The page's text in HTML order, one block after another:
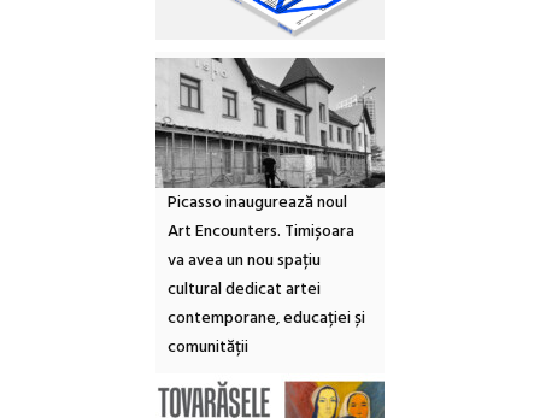
Picasso inaugurează noul
Art Encounters. Timișoara
va avea un nou spațiu
cultural dedicat artei
contemporane, educației și
comunității